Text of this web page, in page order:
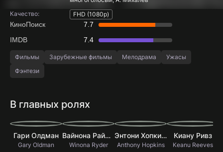
Качество:
FHD (1080p)
КиноПоиск
7.7
IMDB
7.4
Фильмы Зарубежные фильмы Мелодрама
Ужасы
Фэнтези
В главных ролях
Гари Олдман
Gary Oldman
Вайнона Райдер
Winona Ryder
Энтони Хопкинс
Anthony Hopkins
Киану Ривз
Keanu Reeves